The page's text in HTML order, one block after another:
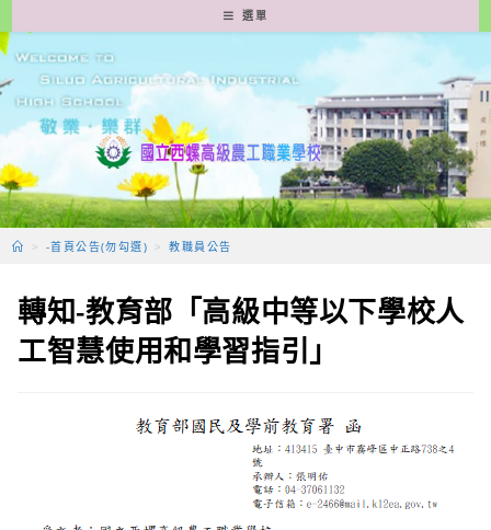
轉
至
要
容
選單
> -首頁公告(勿勾選) > 教職員公告
轉知-教育部「高級中等以下學校人
工智慧使用和學習指引」